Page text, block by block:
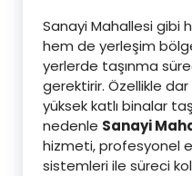
Sanayi Mahallesi gibi
hem de yerleşim
yerlerde taşınma
gerektirir. Özellikle
yüksek katlı binalar
nedenle Sanayi
hizmeti, profesyonel
sistemleri ile süreci